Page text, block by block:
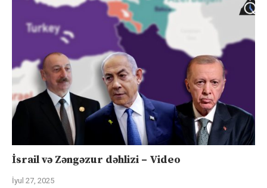
İsrail və Zəngəzur dəhlizi – Video
İyul 27, 2025